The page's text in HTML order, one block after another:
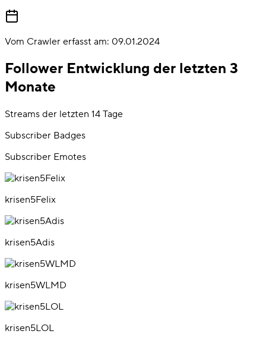
Vom Crawler erfasst am: 09.01.2024
Follower Entwicklung der letzten 3
Monate
Streams der letzten 14 Tage
Subscriber Badges
Subscriber Emotes
krisen5Felix
krisen5Adis
krisen5WLMD
krisen5LOL